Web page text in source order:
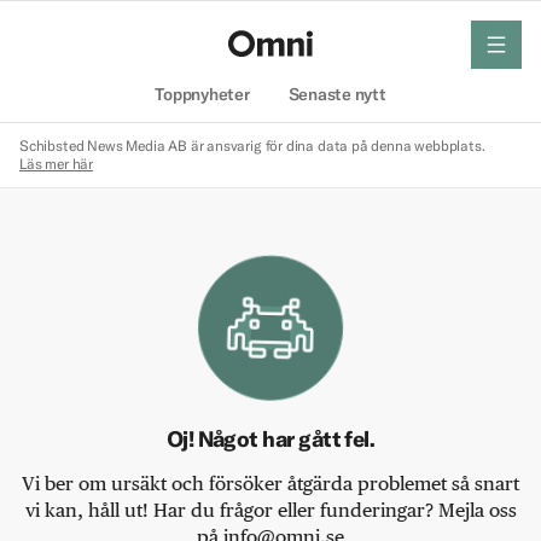
Toppnyheter Senaste nytt
meny
Schibsted News Media AB är ansvarig för dina data på denna webbplats.
Läs mer här
Oj! Något har gått fel.
Vi ber om ursäkt och försöker åtgärda problemet så snart
vi kan, håll ut! Har du frågor eller funderingar? Mejla oss